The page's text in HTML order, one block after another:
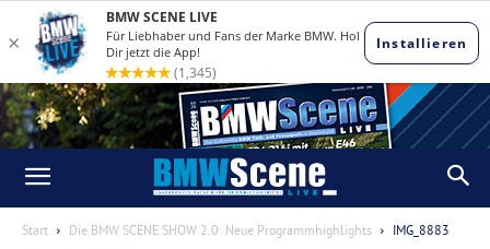
Start Die BMW SCENE SHOW 2.0: Neue Programmhighlights IMG_8883